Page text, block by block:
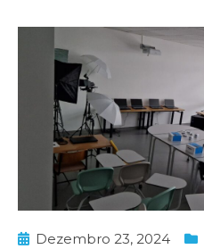
Dezembro 23, 2024